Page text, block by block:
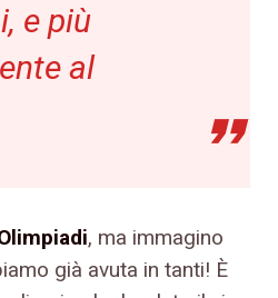
e più
al
, ma immagino
già avuta in tanti! È